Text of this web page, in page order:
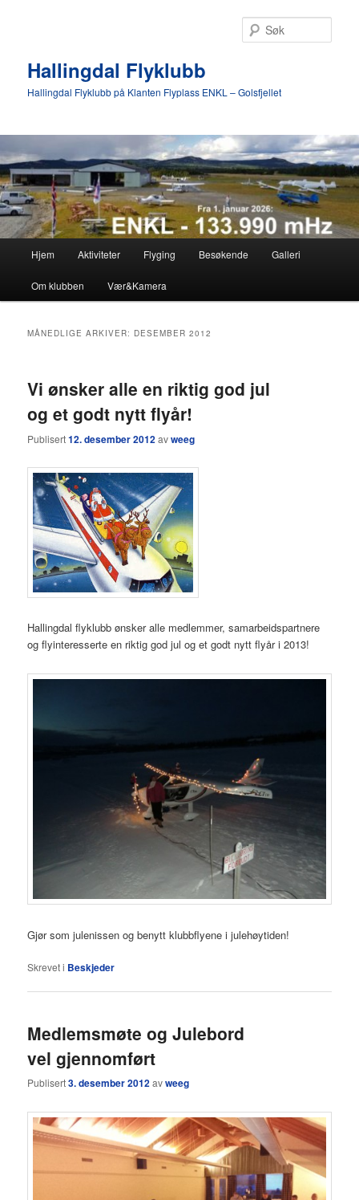
Hallingdal Flyklubb
Hallingdal Flyklubb på Klanten Flyplass ENKL – Golsfjellet
Hjem Aktiviteter Flyging Besøkende Galleri
Om klubben Vær&Kamera
MÅNEDLIGE ARKIVER: DESEMBER 2012
Vi ønsker alle en riktig god jul
og et godt nytt flyår!
Publisert12. desember 2012avweeg
Hallingdal flyklubb ønsker alle medlemmer, samarbeidspartnere
og flyinteresserte en riktig god jul og et godt nytt flyår i 2013!
Gjør som julenissen og benytt klubbflyene i julehøytiden!
Skrevet i Beskjeder
Medlemsmøte og Julebord
vel gjennomført
Publisert3. desember 2012avweeg